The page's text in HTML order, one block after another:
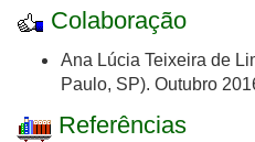
Colaboração
Ana Lúcia Teixeira de
Paulo, SP). Outubro
Referências